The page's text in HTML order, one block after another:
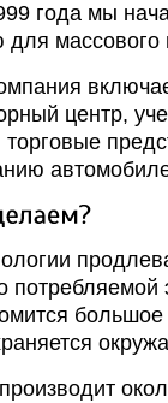
года мы
для массового
центр,